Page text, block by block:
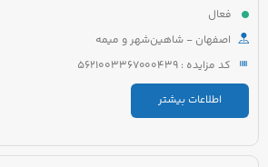
فعال
اصفهان - شاهین‌شهر و میمه
کد مزایده : 5621003367000439
اطلاعات بیشتر